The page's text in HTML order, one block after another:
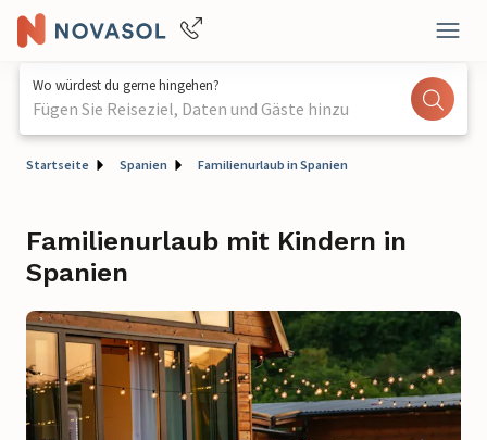
Wo würdest du gerne hingehen?
Fügen Sie Reiseziel, Daten und Gäste hinzu
Startseite Spanien Familienurlaub in Spanien
Familienurlaub mit Kindern in
Spanien